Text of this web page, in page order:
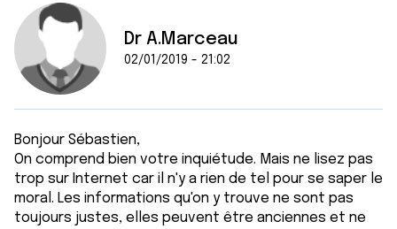
Dr A.Marceau
02/01/2019 - 21:02
Bonjour Sébastien,
On comprend bien votre inquiétude. Mais ne lisez pas
trop sur Internet car il n'y a rien de tel pour se saper le
moral. Les informations qu'on y trouve ne sont pas
toujours justes, elles peuvent être anciennes et ne